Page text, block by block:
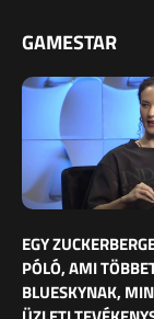
GAMESTAR
EGY
PÓLÓ, AMI
BLUESKYNAK,